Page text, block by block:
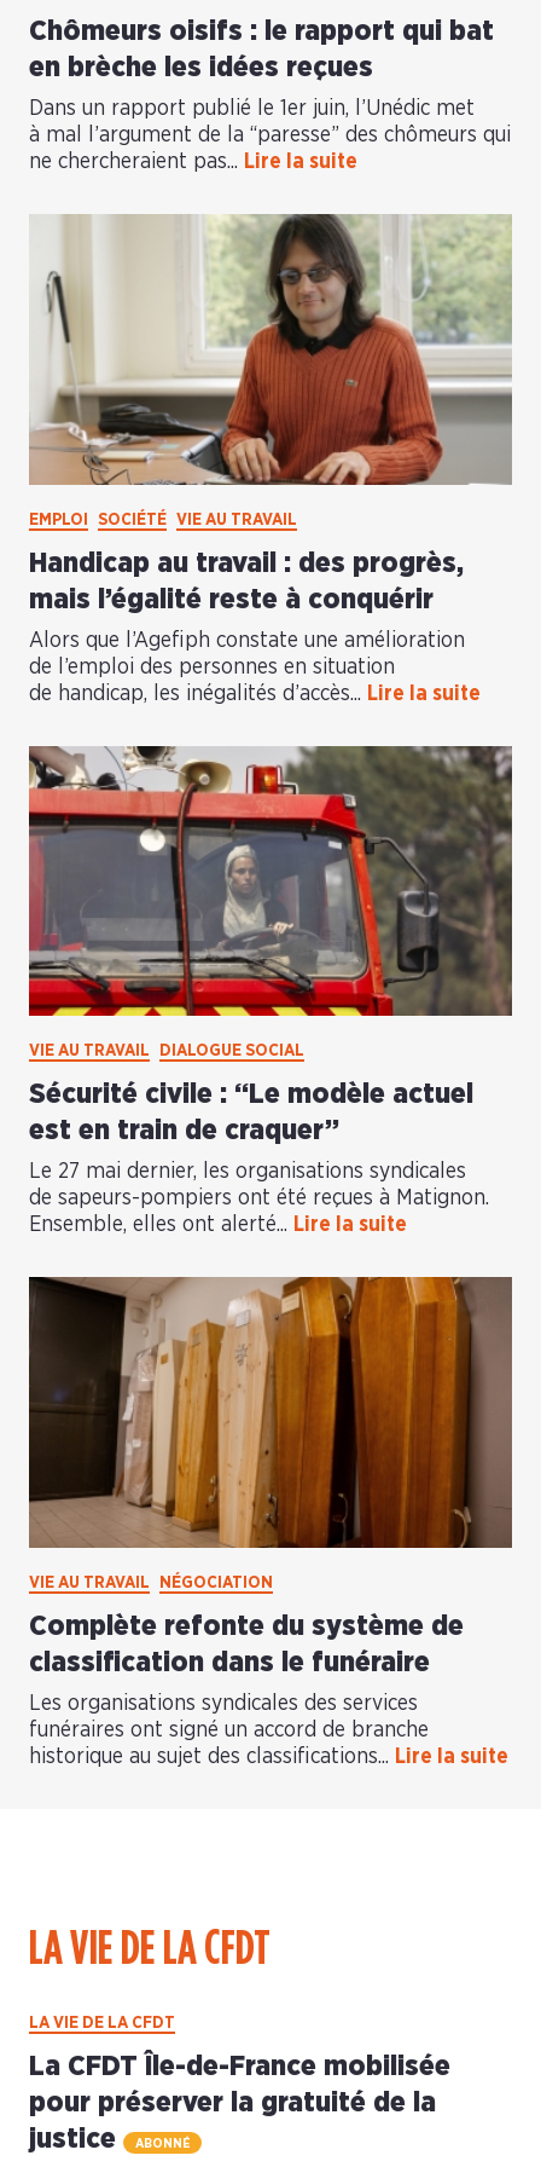
Chômeurs oisifs : le rapport qui bat
en brèche les idées reçues
Dans un rapport publié le 1er juin, l’Unédic met
à mal l’argument de la “paresse” des chômeurs qui
ne chercheraient pas... Lire la suite
EMPLOI SOCIÉTÉ VIE AU TRAVAIL
Handicap au travail : des progrès,
mais l’égalité reste à conquérir
Alors que l’Agefiph constate une amélioration
de l’emploi des personnes en situation
de handicap, les inégalités d’accès... Lire la suite
VIE AU TRAVAIL DIALOGUE SOCIAL
Sécurité civile : “Le modèle actuel
est en train de craquer”
Le 27 mai dernier, les organisations syndicales
de sapeurs-pompiers ont été reçues à Matignon.
Ensemble, elles ont alerté... Lire la suite
VIE AU TRAVAIL NÉGOCIATION
Complète refonte du système de
classification dans le funéraire
Les organisations syndicales des services
funéraires ont signé un accord de branche
historique au sujet des classifications... Lire la suite
LA VIE DE LA CFDT
LA VIE DE LA CFDT
La CFDT Île-de-France mobilisée
pour préserver la gratuité de la
justice
ABONNÉ